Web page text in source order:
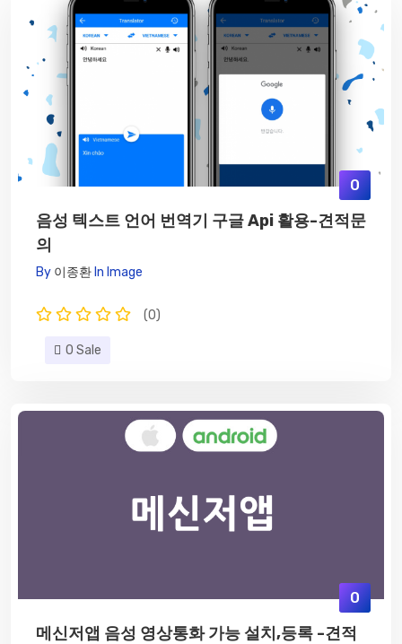
0
음성 텍스트 언어 번역기 구글 Api 활용-견적문
의
By 이종환 In Image
(0)
0 Sale
0
메신저앱 음성 영상통화 가능 설치,등록 -견적